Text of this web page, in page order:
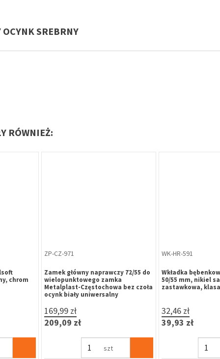
SREBRNY
RÓWNIEŻ:
Z75MC-
24
WK-HR-574
Wkładka bębenkowa B-Harko H6
35/55 mm, nikiel satyna, 6-
zastawkowa, klasa 6.0, 3 klucze
29,32 zł
36,06 zł
szt
ZP-LE-260
Zamek
K00 72/50/20 KL
zaczep
50,73 zł
62,40 zł